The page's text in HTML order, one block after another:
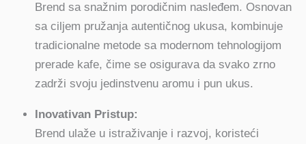
Brend sa snažnim porodičnim nasleđem. Osnovan
sa ciljem pružanja autentičnog ukusa, kombinuje
tradicionalne metode sa modernom tehnologijom
prerade kafe, čime se osigurava da svako zrno
zadrži svoju jedinstvenu aromu i pun ukus.
Inovativan Pristup:
Brend ulaže u istraživanje i razvoj, koristeći